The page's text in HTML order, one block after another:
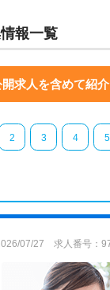
報一覧
求人を含めて紹
2 3 4 5
07/27 求人番号：